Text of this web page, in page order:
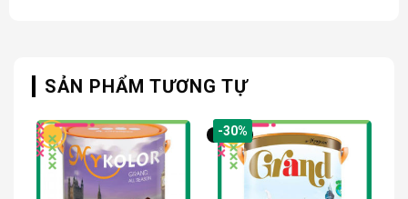
SẢN PHẨM TƯƠNG TỰ
-30%